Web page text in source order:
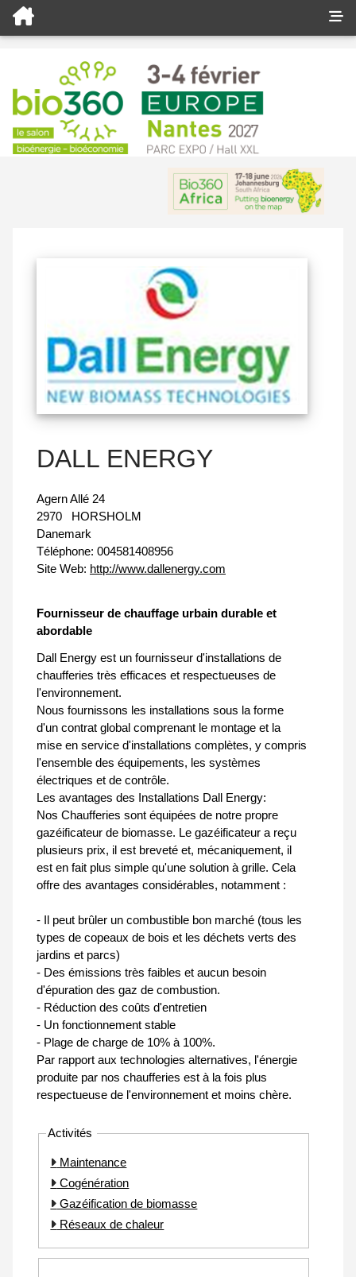
DALL ENERGY
Agern Allé 24
2970
HORSHOLM
Danemark
Téléphone: 004581408956
Site Web: http://www.dallenergy.com
Fournisseur de chauffage urbain durable et
abordable
Dall Energy est un fournisseur d'installations de
chaufferies très efficaces et respectueuses de
l'environnement.
Nous fournissons les installations sous la forme
d'un contrat global comprenant le montage et la
mise en service d'installations complètes, y compris
l'ensemble des équipements, les systèmes
électriques et de contrôle.
Les avantages des Installations Dall Energy:
Nos Chaufferies sont équipées de notre propre
gazéificateur de biomasse. Le gazéificateur a reçu
plusieurs prix, il est breveté et, mécaniquement, il
est en fait plus simple qu'une solution à grille. Cela
offre des avantages considérables, notamment :
- Il peut brûler un combustible bon marché (tous les
types de copeaux de bois et les déchets verts des
jardins et parcs)
- Des émissions très faibles et aucun besoin
d'épuration des gaz de combustion.
- Réduction des coûts d'entretien
- Un fonctionnement stable
- Plage de charge de 10% à 100%.
Par rapport aux technologies alternatives, l'énergie
produite par nos chaufferies est à la fois plus
respectueuse de l'environnement et moins chère.
Activités
Maintenance
Cogénération
Gazéification de biomasse
Réseaux de chaleur